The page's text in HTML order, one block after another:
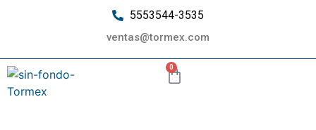
5553544-3535
ventas@tormex.com
0